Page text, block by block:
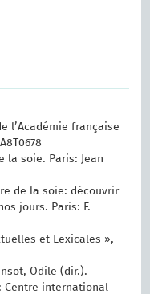
l’Académie française
la soie. Paris: Jean
de la soie: découvrir
jours. Paris: F.
et Lexicales »,
Odile (dir.).
Centre international